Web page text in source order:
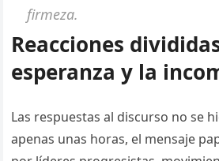
firmeza.
Reacciones
esperanza y la
Las respuestas al discurso no se
apenas unas horas, el mensaje